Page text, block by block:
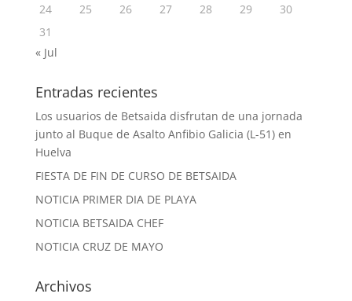
24
25 26 27 28 29
30
31
« Jul
Entradas recientes
Los usuarios de Betsaida disfrutan de una jornada
junto al Buque de Asalto Anfibio Galicia (L-51) en
Huelva
FIESTA DE FIN DE CURSO DE BETSAIDA
NOTICIA PRIMER DIA DE PLAYA
NOTICIA BETSAIDA CHEF
NOTICIA CRUZ DE MAYO
Archivos